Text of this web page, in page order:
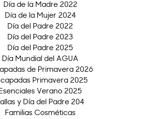
Día de la Madre 2022
Día de la Mujer 2024
Día del Padre 2022
Día del Padre 2023
Día del Padre 2025
Día Mundial del AGUA
de Primavera 2026
Primavera 2025
Verano 2025
y Día del Padre 204
Familias Cosméticas